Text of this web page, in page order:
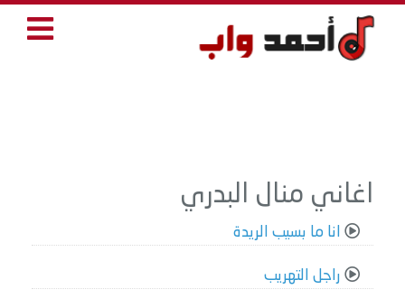
اغاني منال البدري
انا ما بسيب الريدة
راجل التهريب